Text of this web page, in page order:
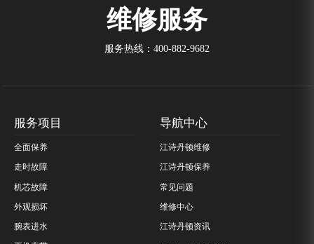
维修服务
服务热线： 400-882-9682
服务项目
全面保养
走时故障
机芯故障
外观损坏
腕表进水
导航中心
江诗丹顿维修
江诗丹顿保养
常见问题
维修中心
江诗丹顿资讯